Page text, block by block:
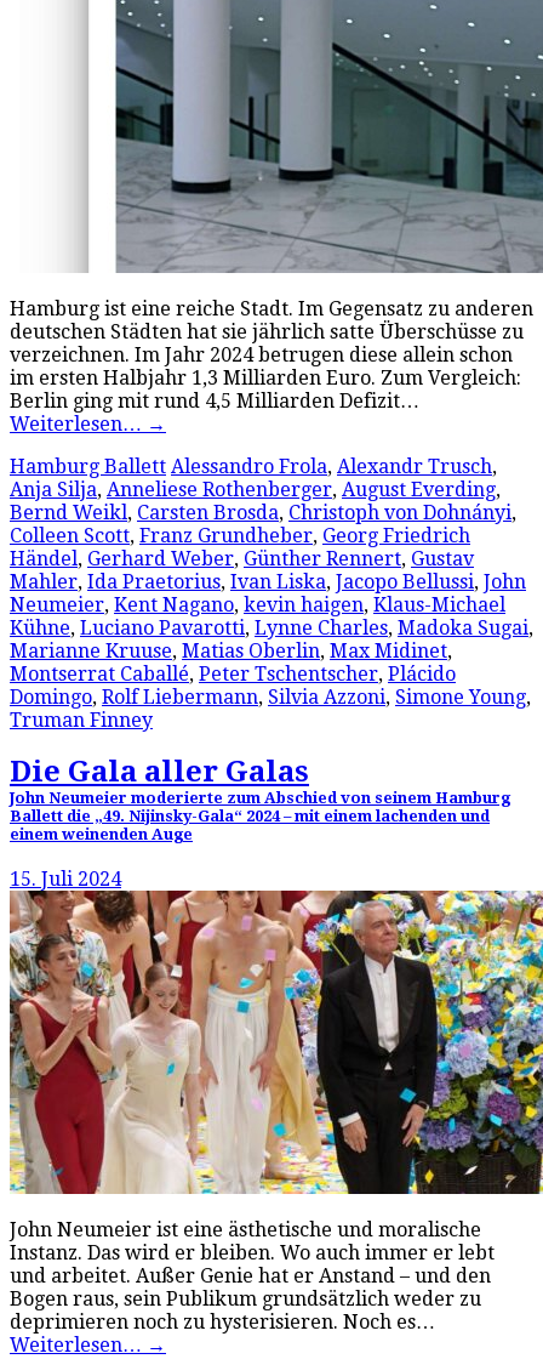
Hamburg ist eine reiche Stadt. Im Gegensatz zu anderen
deutschen Städten hat sie jährlich satte Überschüsse zu
verzeichnen. Im Jahr 2024 betrugen diese allein schon
im ersten Halbjahr 1,3 Milliarden Euro. Zum Vergleich:
Berlin ging mit rund 4,5 Milliarden Defizit…
Weiterlesen… →
Hamburg Ballett Alessandro Frola, Alexandr Trusch,
Anja Silja, Anneliese Rothenberger, August Everding,
Bernd Weikl, Carsten Brosda, Christoph von Dohnányi,
Colleen Scott, Franz Grundheber, Georg Friedrich
Händel, Gerhard Weber, Günther Rennert, Gustav
Mahler, Ida Praetorius, Ivan Liska, Jacopo Bellussi, John
Neumeier, Kent Nagano, kevin haigen, Klaus-Michael
Kühne, Luciano Pavarotti, Lynne Charles, Madoka Sugai,
Marianne Kruuse, Matias Oberlin, Max Midinet,
Montserrat Caballé, Peter Tschentscher, Plácido
Domingo, Rolf Liebermann, Silvia Azzoni, Simone Young,
Truman Finney
Die Gala aller Galas
John Neumeier moderierte zum Abschied von seinem Hamburg
Ballett die „49. Nijinsky-Gala“ 2024 – mit einem lachenden und
einem weinenden Auge
15. Juli 2024
John Neumeier ist eine ästhetische und moralische
Instanz. Das wird er bleiben. Wo auch immer er lebt
und arbeitet. Außer Genie hat er Anstand – und den
Bogen raus, sein Publikum grundsätzlich weder zu
deprimieren noch zu hysterisieren. Noch es…
Weiterlesen… →